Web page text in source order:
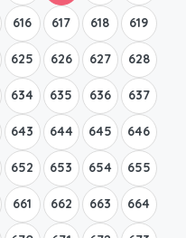
616 617 618 619
625 626 627 628
634 635 636 637
643 644 645 646
652 653 654 655
661 662 663 664